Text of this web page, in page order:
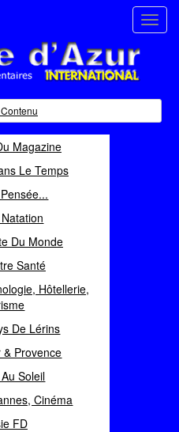
Magazine
Le Temps
Du Monde
Santé
Hôtellerie,
De Lérins
& Provence
Soleil
Cinéma
FD